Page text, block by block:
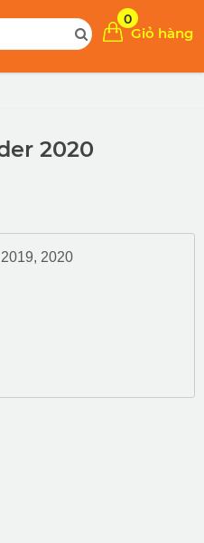
Giỏ hàng
0
2020
2020